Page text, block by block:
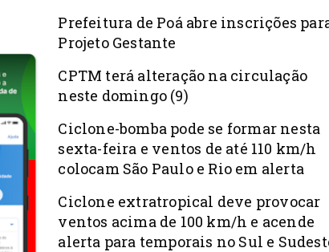
Prefeitura de Poá abre inscrições
Projeto Gestante
CPTM terá alteração na circulação
neste domingo (9)
Ciclone-bomba pode se formar nesta
sexta-feira e ventos de até 110 km/h
colocam São Paulo e Rio em alerta
Ciclone extratropical deve provocar
ventos acima de 100 km/h e acende
alerta para temporais no Sul e